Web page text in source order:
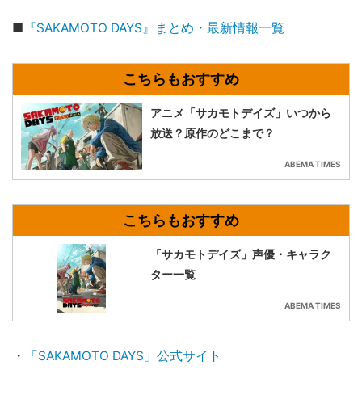
■ 『SAKAMOTO DAYS』まとめ・最新情報一覧
アニメ「サカモトデイズ」いつから
放送？原作のどこまで？
ABEMA TIMES
「サカモトデイズ」声優・キャラク
ター一覧
ABEMA TIMES
・ 「SAKAMOTO DAYS」公式サイト